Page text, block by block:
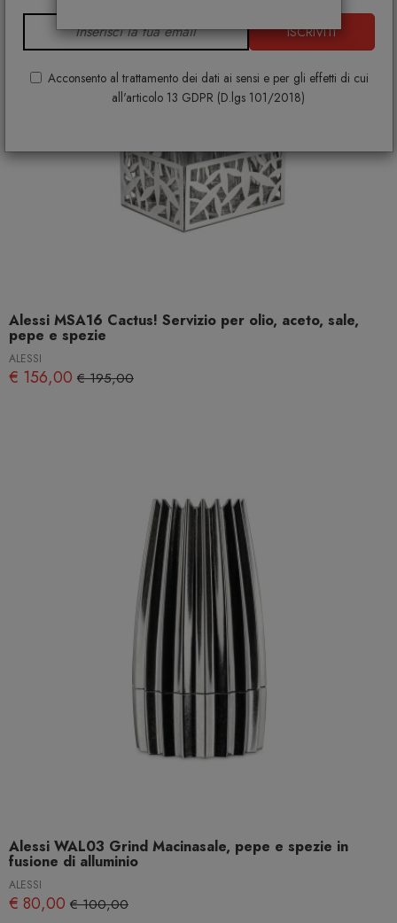
ISCRIVITI
Acconsento al trattamento dei dati ai sensi e per gli effetti di cui
all'articolo 13 GDPR (D.lgs 101/2018)
Alessi MSA16 Cactus! Servizio per olio, aceto, sale,
pepe e spezie
ALESSI
€ 156,00 € 195,00
Alessi WAL03 Grind Macinasale, pepe e spezie in
fusione di alluminio
ALESSI
€ 80,00 € 100,00